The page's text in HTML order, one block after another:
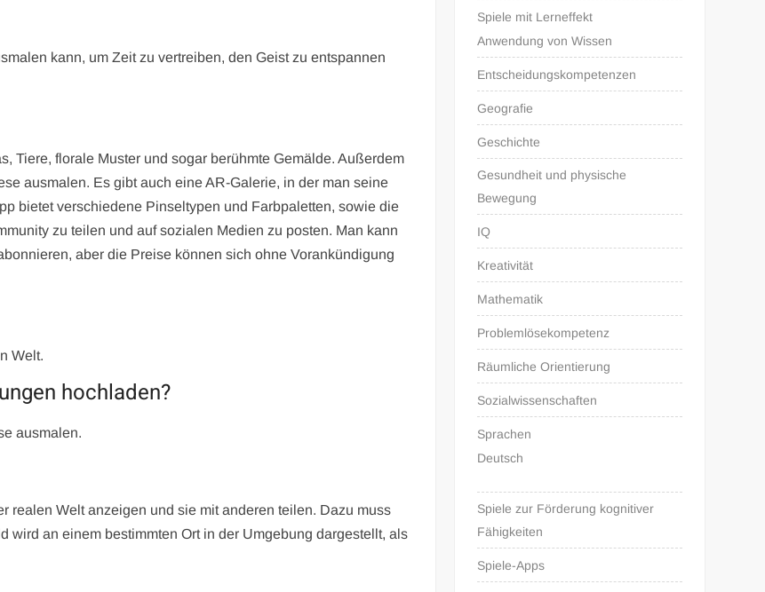
kann, um Zeit zu vertreiben, den Geist zu entspannen
Tiere, florale Muster und sogar berühmte Gemälde. Außerdem
ausmalen. Es gibt auch eine AR-Galerie, in der man seine
bietet verschiedene Pinseltypen und Farbpaletten, sowie die
zu teilen und auf sozialen Medien zu posten. Man kann
aber die Preise können sich ohne Vorankündigung
Welt.
hochladen?
ausmalen.
realen Welt anzeigen und sie mit anderen teilen. Dazu muss
wird an einem bestimmten Ort in der Umgebung dargestellt, als
Spiele mit Lerneffekt
Anwendung von Wissen
Entscheidungskompetenzen
Geografie
Geschichte
Gesundheit und physische
Bewegung
IQ
Kreativität
Mathematik
Problemlösekompetenz
Räumliche Orientierung
Sozialwissenschaften
Sprachen
Deutsch
Spiele zur Förderung kognitiver
Fähigkeiten
Spiele-Apps